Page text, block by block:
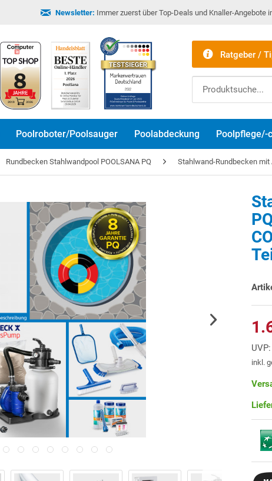
Newsletter: Immer zuerst über Top-Deals und Knaller-Angebote
Ratgeber /
Poolroboter/Poolsauger Poolabdeckung Poolpflege/-
Rundbecken Stahlwandpool POOLSANA PQ Stahlwand-Rundbecken
inkl.